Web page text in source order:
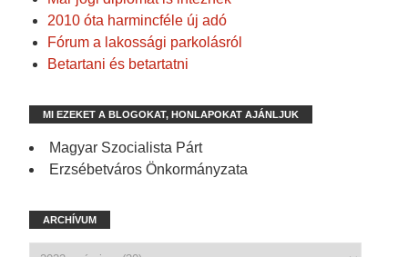
2010 óta harmincféle új adó
Fórum a lakossági parkolásról
Betartani és betartatni
MI EZEKET A BLOGOKAT, HONLAPOKAT AJÁNLJUK
Magyar Szocialista Párt
Erzsébetváros Önkormányzata
ARCHÍVUM